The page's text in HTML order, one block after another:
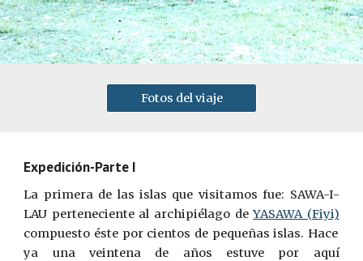
Fotos del viaje
Expedición-Parte I
La primera de las islas que visitamos fue: SAWA-I-
LAU perteneciente al archipiélago deYASAWA (Fiyi)
compuesto éste por cientos de pequeñas islas. Hace
ya una veintena de años estuve por aquí